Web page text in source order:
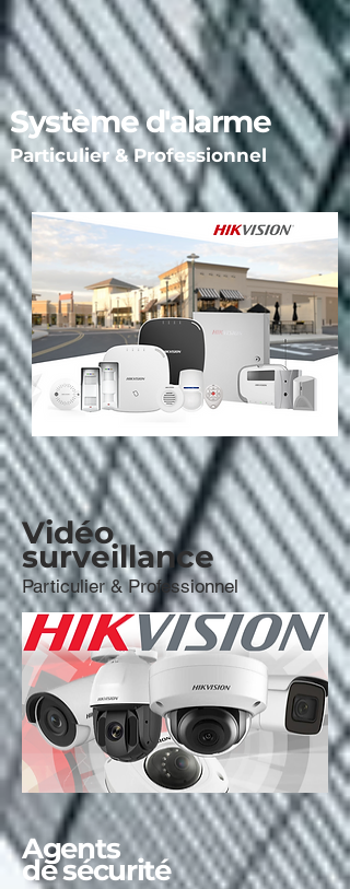
Système d'alarme
Particulier &Professionnel
Vidéo
surveillance
Particulier & Professionnel
Agents
de sécurité